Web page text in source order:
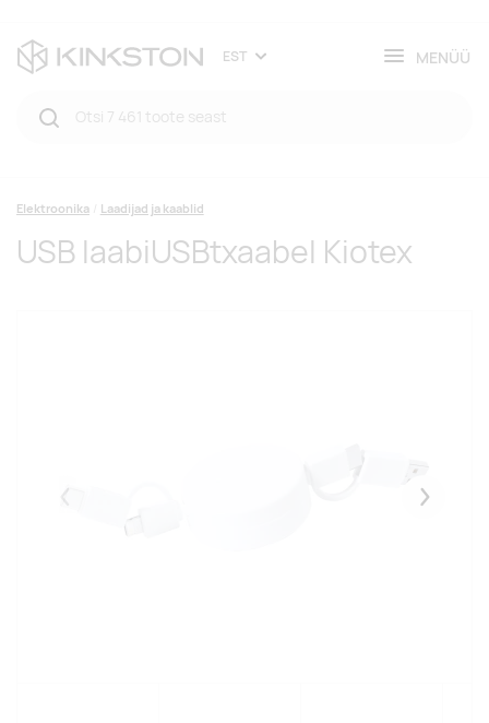
EST MENÜÜ
Elektroonika Laadijad ja kaablid
USB laabiUSBtxaabel Kiotex
Eelmised